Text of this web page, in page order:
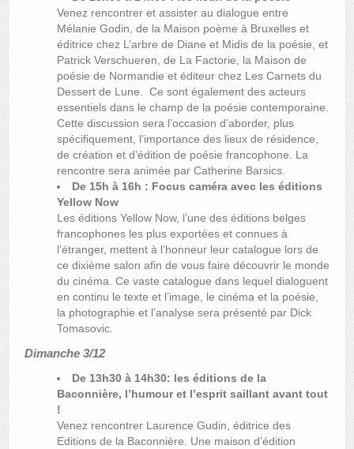
Venez rencontrer et assister au dialogue entre
Mélanie Godin, de la Maison poème à Bruxelles et
éditrice chez L’arbre de Diane et Midis de la poésie, et
Patrick Verschueren, de La Factorie, la Maison de
poésie de Normandie et éditeur chez Les Carnets du
Dessert de Lune. Ce sont également des acteurs
essentiels dans le champ de la poésie contemporaine.
Cette discussion sera l’occasion d’aborder, plus
spécifiquement, l’importance des lieux de résidence,
de création et d’édition de poésie francophone. La
rencontre sera animée par Catherine Barsics.
De 15h à 16h : Focus caméra avec les éditions
Yellow Now
Les éditions Yellow Now, l’une des éditions belges
francophones les plus exportées et connues à
l’étranger, mettent à l’honneur leur catalogue lors de
ce dixième salon afin de vous faire découvrir le monde
du cinéma. Ce vaste catalogue dans lequel dialoguent
en continu le texte et l’image, le cinéma et la poésie,
la photographie et l’analyse sera présenté par Dick
Tomasovic.
Dimanche 3/12
De 13h30 à 14h30: les éditions de la
Baconnière, l’humour et l’esprit saillant avant tout
!
Venez rencontrer Laurence Gudin, éditrice des
Editions de la Baconnière. Une maison d’édition